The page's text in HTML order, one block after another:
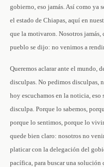
gobierno, eso jamás. Así como ya
el estado de Chiapas, aquí en
que la motivaron. Nosotros jamás,
pueblo se dijo: no venimos a
Queremos aclarar ante el mundo,
disculpas. No pedimos disculpas,
hoy escuchamos en la noticia,
disculpa. Porque lo sabemos,
porque lo sentimos, porque lo
quede bien claro: nosotros no
platicar con la delegación del
pacífica, para buscar una solución